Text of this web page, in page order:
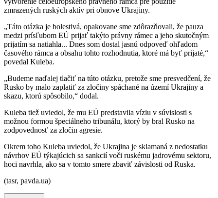
zmrazených ruských aktív pri obnove Ukrajiny.
„Táto otázka je bolestivá, opakovane sme zdôrazňovali, že pauza
medzi prísľubom EÚ prijať takýto právny rámec a jeho skutočným
prijatím sa natiahla... Dnes som dostal jasnú odpoveď ohľadom
časového rámca a obsahu tohto rozhodnutia, ktoré má byť prijaté,“
povedal Kuleba.
„Budeme naďalej tlačiť na túto otázku, pretože sme presvedčení, že
Rusko by malo zaplatiť za zločiny spáchané na území Ukrajiny a
skazu, ktorú spôsobilo,“ dodal.
Kuleba tiež uviedol, že mu EÚ predstavila víziu v súvislosti s
možnou formou špeciálneho tribunálu, ktorý by bral Rusko na
zodpovednosť za zločin agresie.
Okrem toho Kuleba uviedol, že Ukrajina je sklamaná z nedostatku
návrhov EÚ týkajúcich sa sankcií voči ruskému jadrovému sektoru,
hoci navrhla, ako sa v tomto smere zbaviť závislosti od Ruska.
(tasr, pavda.ua)